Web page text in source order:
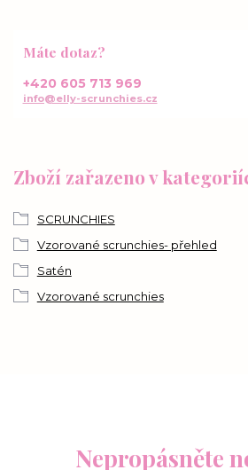
Zboží zařazeno v
SCRUNCHIES
Vzorované scrunchies- přehled
Satén
Vzorované scrunchies
Máte dotaz?
+420 605 713 969
info@elly-scrunchies.cz
Nepropásněte